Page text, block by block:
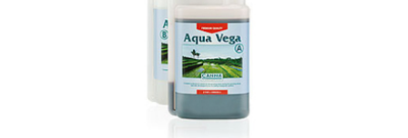
代理店募集
お問い合わせ
お電話でのお問い合わせ
054-270-4456